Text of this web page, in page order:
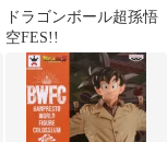
ドラゴンボール超孫悟
空FES!!